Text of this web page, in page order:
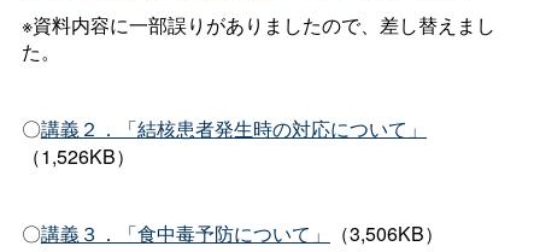
※資料内容に一部誤りがありましたので、差し替えまし
た。
〇講義２．「結核患者発生時の対応について 」
（1,526KB）
〇講義３．「食中毒予防について」 （3,506KB）